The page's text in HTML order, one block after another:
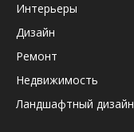
Интерьеры
Дизайн
Ремонт
Недвижимость
Ландшафтный дизайн